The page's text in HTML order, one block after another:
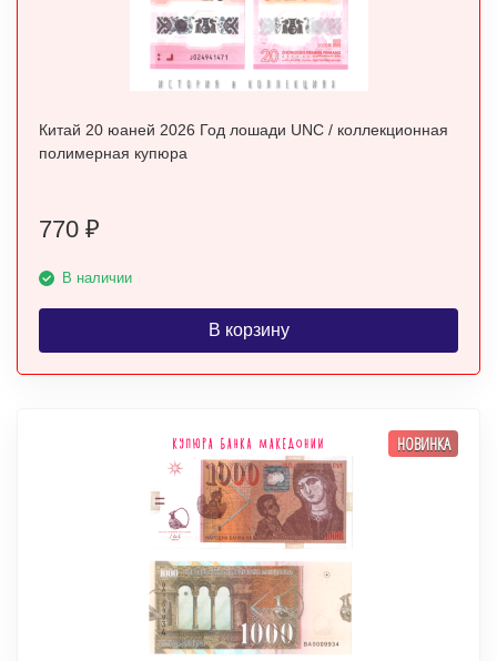
Китай 20 юаней 2026 Год лошади UNC / коллекционная
полимерная купюра
770 ₽
В наличии
В корзину
НОВИНКА